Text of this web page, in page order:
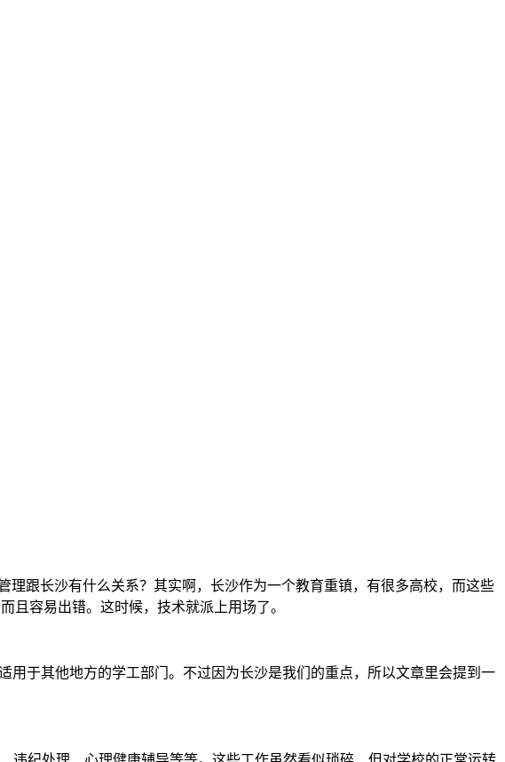
跟长沙有什么关系？其实啊，长沙作为一个教育重镇，有很多高校，而这些
且容易出错。这时候，技术就派上用场了。
用于其他地方的学工部门。不过因为长沙是我们的重点，所以文章里会提到一